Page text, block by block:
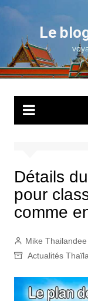
Aller
contenu
Le
Détails
pour
comme
Mike Thailandee
Actualités